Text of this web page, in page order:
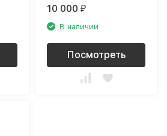
10 000₽
В наличии
Посмотреть